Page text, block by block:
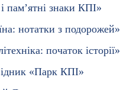
пам’ятні знаки КПІ»
нотатки з подорожей»
початок історії»
«Парк КПІ»